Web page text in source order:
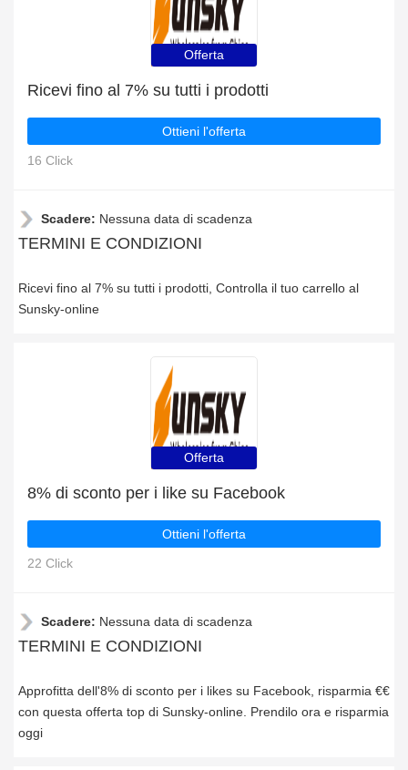
Offerta
Ricevi fino al 7% su tutti i prodotti
Ottieni l'offerta
16 Click
Scadere: Nessuna data di scadenza
TERMINI E CONDIZIONI
Ricevi fino al 7% su tutti i prodotti, Controlla il tuo carrello al
Sunsky-online
Offerta
8% di sconto per i like su Facebook
Ottieni l'offerta
22 Click
Scadere: Nessuna data di scadenza
TERMINI E CONDIZIONI
Approfitta dell'8% di sconto per i likes su Facebook, risparmia €€
con questa offerta top di Sunsky-online. Prendilo ora e risparmia
oggi